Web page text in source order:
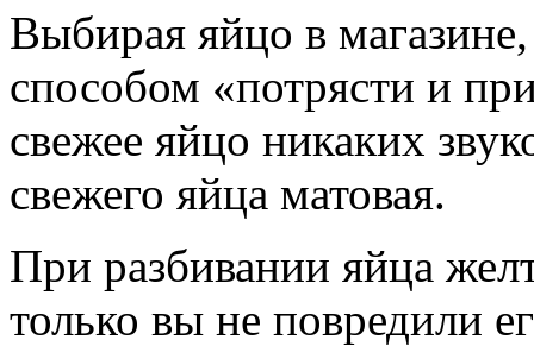
Выбирая яйцо в
способом «потрясти и
свежее яйцо никаких
свежего яйца матовая.
При разбивании яйца
только вы не повредили